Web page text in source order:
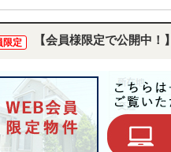
限定 【会員様限定で公開中！】